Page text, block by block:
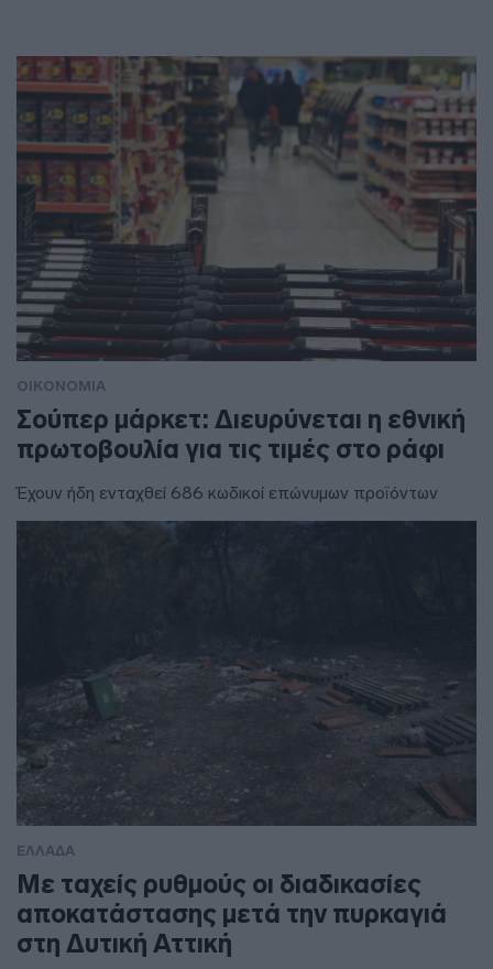
ΟΙΚΟΝΟΜΙΑ
Σούπερ μάρκετ: Διευρύνεται η εθνική
πρωτοβουλία για τις τιμές στο ράφι
Έχουν ήδη ενταχθεί 686 κωδικοί επώνυμων προϊόντων
ΕΛΛΑΔΑ
Με ταχείς ρυθμούς οι διαδικασίες
αποκατάστασης μετά την πυρκαγιά
στη Δυτική Αττική